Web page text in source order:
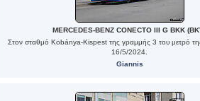
MERCEDES-BENZ CONECTO III G BKK
Στον σταθμό Kobánya-Kispest της γραμμής 3 του μετρό
16/5/2024.
Giannis